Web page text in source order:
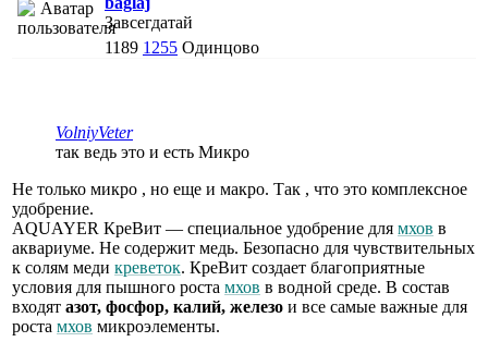
Завсегдатай
1189 1255 Одинцово
VolniyVeter
так ведь это и есть Микро
Не только микро , но еще и макро. Так , что это комплексное
удобрение.
AQUAYER КреВит — специальное удобрение для мхов в
аквариуме. Не содержит медь. Безопасно для чувствительных
к солям меди креветок. КреВит создает благоприятные
условия для пышного роста мхов в водной среде. В состав
входят азот, фосфор, калий, железо и все самые важные для
роста мхов микроэлементы.